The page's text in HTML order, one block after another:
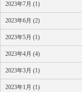
2023年7月 (1)
2023年6月 (2)
2023年5月 (1)
2023年4月 (4)
2023年3月 (1)
2023年1月 (1)